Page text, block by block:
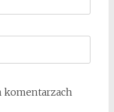
komentarzach